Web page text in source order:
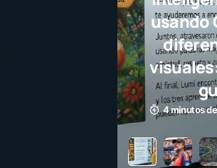
usando
4 minutos